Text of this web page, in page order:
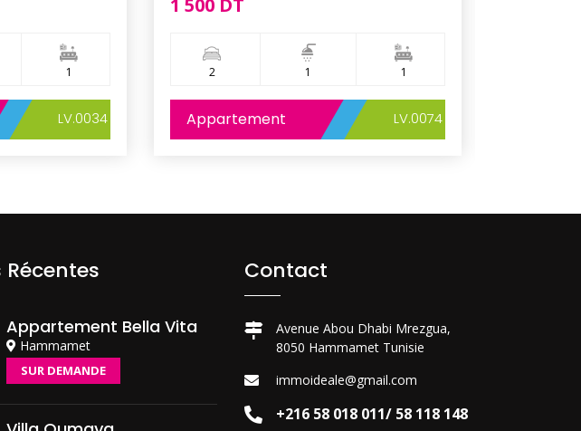
1
LV.0034
1 500 DT
2 1 1
Appartement LV.0074
Récentes
Appartement Bella Vita
Hammamet
SUR DEMANDE
Contact
Avenue Abou Dhabi Mrezgua,
8050 Hammamet Tunisie
immoideale@gmail.com
+216 58 018 011/ 58 118 148